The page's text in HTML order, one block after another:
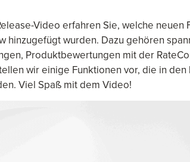
Video erfahren Sie, welche
hinzugefügt wurden. Dazu gehören
Produktbewertungen mit der
wir einige Funktionen vor, die in
Viel Spaß mit dem Video!